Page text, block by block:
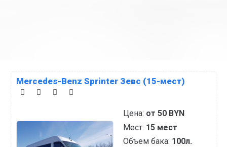
Mercedes-Benz Sprinter Зевс (15-мест)
Цена: от 50 BYN
Мест: 15 мест
Объем бака: 100л.